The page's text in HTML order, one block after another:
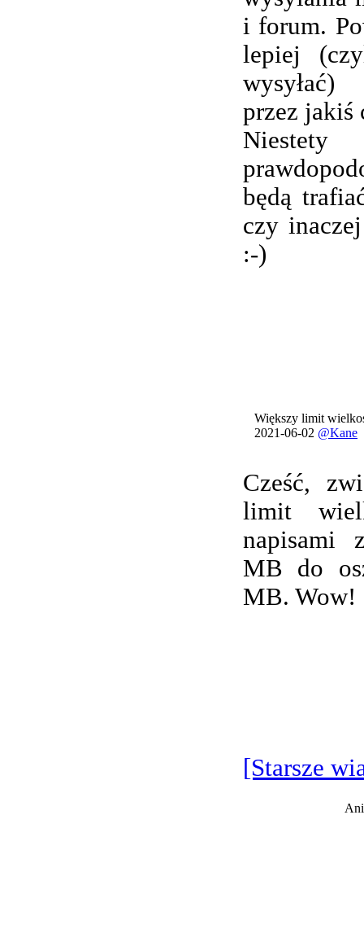
i forum.
lepiej
przez jakiś
będą
czy
:-)
Większy limit
2021-06-02 @Kane
Cześć,
limit
napisami
MB do
MB. Wow!
[Starsze